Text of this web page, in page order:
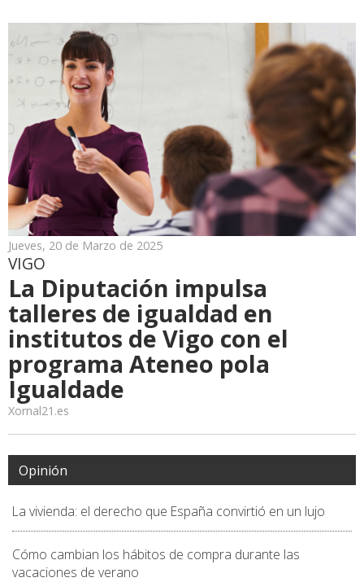
Jueves, 20 de Marzo de 2025
VIGO
La Diputación impulsa
talleres de igualdad en
institutos de Vigo con el
programa Ateneo pola
Igualdade
Xornal21.es
Opinión
La vivienda: el derecho que España convirtió en un lujo
Cómo cambian los hábitos de compra durante las
vacaciones de verano